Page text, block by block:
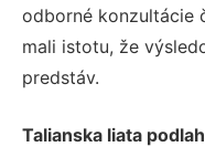
odborné konzultácie
mali istotu, že
predstáv.
Talianska liata